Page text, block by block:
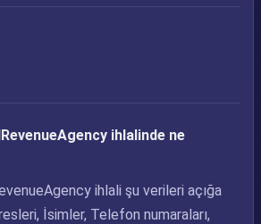
ihlalinde ne
ihlali şu verileri açığa
İsimler, Telefon numaraları,